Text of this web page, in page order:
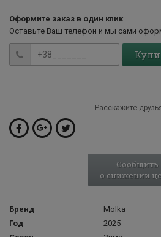
Оформите заказ в один клик
Оставьте Ваш телефон и мы сами
Расскажите
Сообщить
о снижении
Бренд
Molka
Год
2025